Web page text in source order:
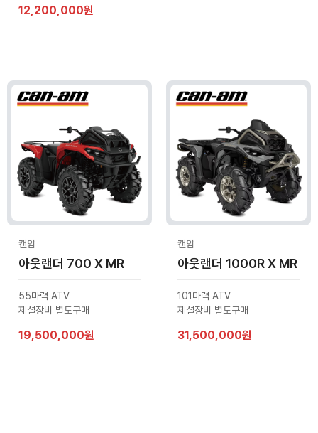
12,200,000원
캔암
아웃랜더 700 X MR
55마력 ATV
제설장비 별도구매
19,500,000원
캔암
아웃랜더 1000R X MR
101마력 ATV
제설장비 별도구매
31,500,000원